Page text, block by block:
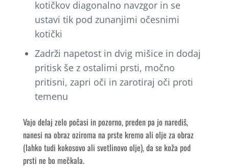
kotičkov diagonalno navzgor in se
ustavi tik pod zunanjimi očesnimi
kotički
Zadrži napetost in dvig mišice in dodaj
pritisk še z ostalimi prsti, močno
pritisni, zapri oči in zarotiraj oči proti
temenu
Vajo delaj zelo počasi in pozorno, preden pa jo narediš,
nanesi na obraz oziroma na prste kremo ali olje za obraz
(lahko tudi kokosovo ali svetlinovo olje), da se koža pod
prsti ne bo mečkala.